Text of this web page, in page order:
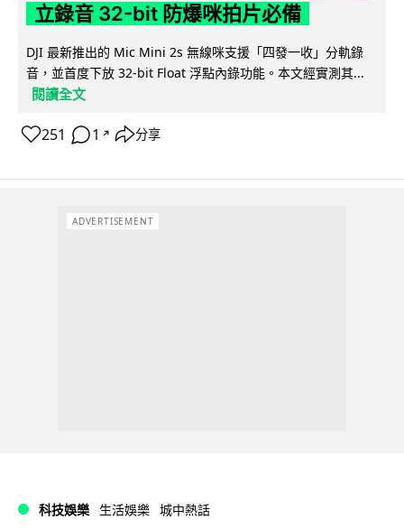
立錄音 32-bit 防爆咪拍片必備
DJI 最新推出的 Mic Mini 2s 無線咪支援「四發一收」分軌錄
音，並首度下放 32-bit Float 浮點內錄功能。本文經實測其...
閱讀全文
251 1 ↗ 分享
ADVERTISEMENT
科技娛樂 生活娛樂 城中熱話